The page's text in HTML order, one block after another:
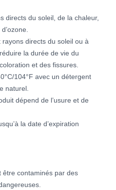
directs du soleil, de la chaleur,
directs du soleil ou à
la durée de vie du
et des fissures.
104°F avec un détergent
naturel.
dépend de l’usure et de
la date d’expiration
être contaminés par des